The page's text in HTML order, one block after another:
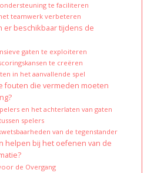
te faciliteren
teamwerk verbeteren
er beschikbaar tijdens de
gaten te exploiteren
te creëren
in het aanvallende spel
fouten die vermeden moeten
en het achterlaten van gaten
spelers
van de tegenstander
helpen bij het oefenen van de
de Overgang